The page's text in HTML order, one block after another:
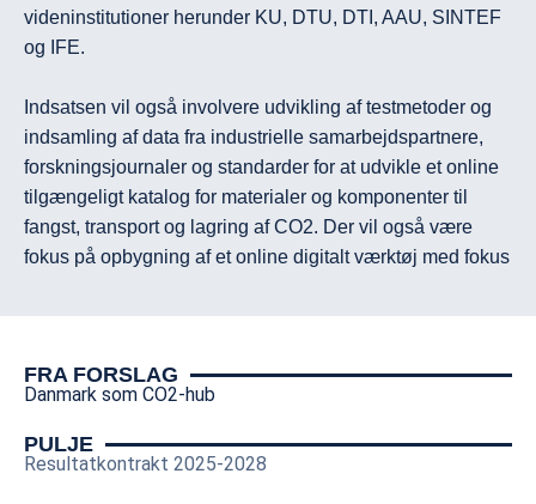
videninstitutioner herunder KU, DTU, DTI, AAU, SINTEF
og IFE.
Indsatsen vil også involvere udvikling af testmetoder og
indsamling af data fra industrielle samarbejdspartnere,
forskningsjournaler og standarder for at udvikle et online
tilgængeligt katalog for materialer og komponenter til
fangst, transport og lagring af CO2. Der vil også være
fokus på opbygning af et online digitalt værktøj med fokus
forventes at blive emitteret fra energi- og procesanlæg, før
FORCE Technology vil også arbejde på at etablere
vejledninger og sporbarhed til, hvordan prøvetagning af
CO2 skal udføres og vil formidle tilgængelig viden
FRA FORSLAG
Danmark som CO2-hub
PULJE
Resultatkontrakt 2025-2028